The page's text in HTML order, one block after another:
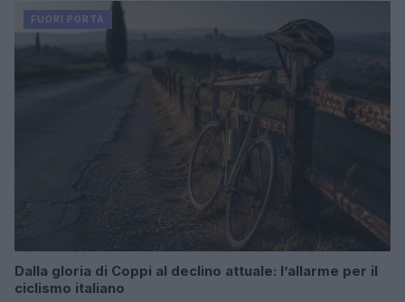
FUORI PORTA
Dalla gloria di Coppi al declino attuale: l’allarme per il
ciclismo italiano